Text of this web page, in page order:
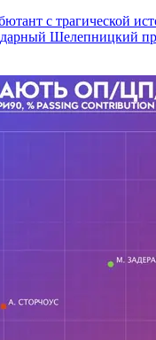
с трагической
Шелепницкий